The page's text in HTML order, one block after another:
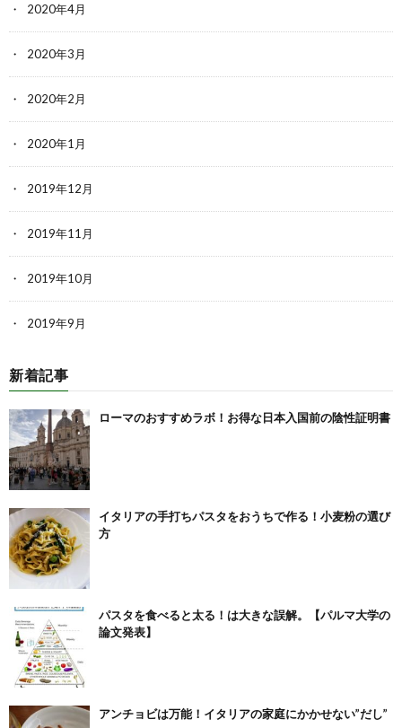
2020年4月
2020年3月
2020年2月
2020年1月
2019年12月
2019年11月
2019年10月
2019年9月
新着記事
ローマのおすすめラボ！お得な日本入国前の陰性証明書
イタリアの手打ちパスタをおうちで作る！小麦粉の選び
方
パスタを食べると太る！は大きな誤解。【パルマ大学の
論文発表】
アンチョビは万能！イタリアの家庭にかかせない”だし”